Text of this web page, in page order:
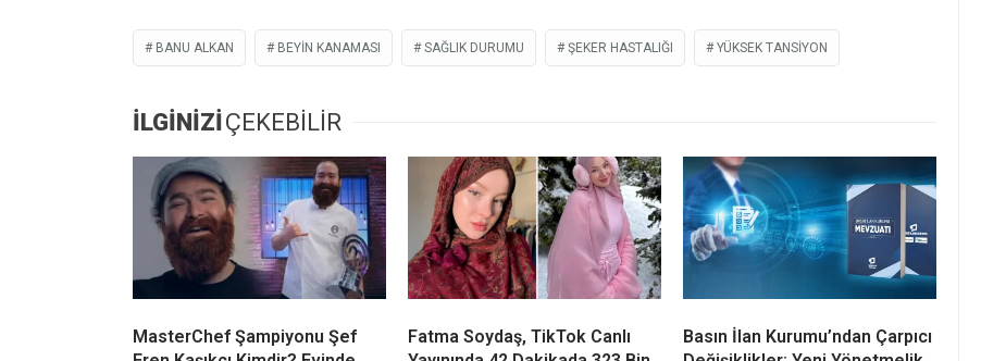
BANU ALKAN BEYIN KANAMASI SAĞLIK DURUMU ŞEKER HASTALIĞI YÜKSEK TANSIYON
İLGİNİZİÇEKEBİLİR
MasterChef Şampiyonu Şef
Fatma Soydaş, TikTok Canlı
Basın İlan Kurumu’ndan Çarpıcı